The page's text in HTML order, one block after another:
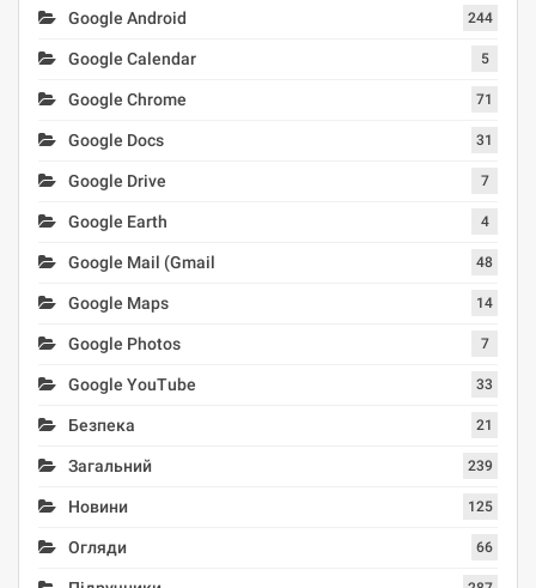
Google Android 244
Google Calendar 5
Google Chrome 71
Google Docs 31
Google Drive 7
Google Earth 4
Google Mail (Gmail 48
Google Maps 14
Google Photos 7
Google YouTube 33
Безпека 21
Загальний 239
Новини 125
Огляди 66